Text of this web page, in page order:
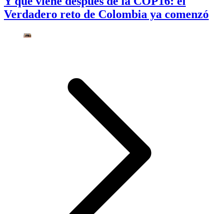
Verdadero reto de Colombia ya comenzó